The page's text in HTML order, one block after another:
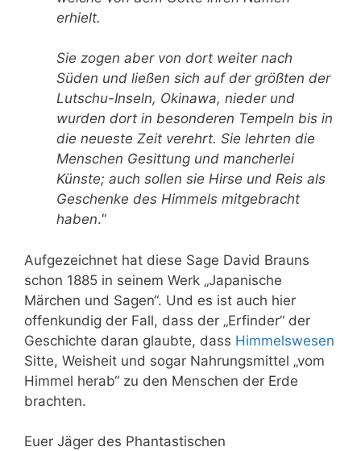
erhielt.
Sie zogen aber von dort weiter nach
Süden und ließen sich auf der größten der
Lutschu-Inseln, Okinawa, nieder und
wurden dort in besonderen Tempeln bis in
die neueste Zeit verehrt. Sie lehrten die
Menschen Gesittung und mancherlei
Künste; auch sollen sie Hirse und Reis als
Geschenke des Himmels mitgebracht
haben.“
Aufgezeichnet hat diese Sage David Brauns
schon 1885 in seinem Werk „Japanische
Märchen und Sagen“. Und es ist auch hier
offenkundig der Fall, dass der „Erfinder“ der
Geschichte daran glaubte, dass Himmelswesen
Sitte, Weisheit und sogar Nahrungsmittel „vom
Himmel herab“ zu den Menschen der Erde
brachten.
Euer Jäger des Phantastischen